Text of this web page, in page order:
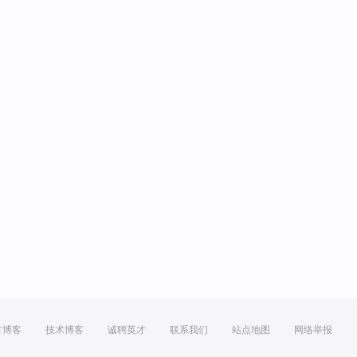
博客 技术博客 诚聘英才 联系我们 站点地图 网络举报